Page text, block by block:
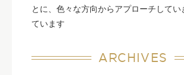
とに、色々な方向からアプローチしてい
ています
ARCHIVES